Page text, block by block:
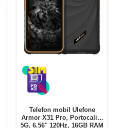
Telefon mobil Ulefone
Armor X31 Pro, Portocaliu,
5G, 6.56" 120Hz, 16GB RAM